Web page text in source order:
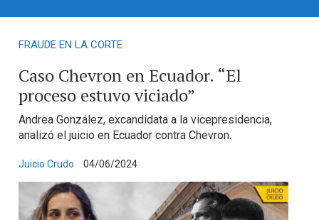
FRAUDE EN LA CORTE
Caso Chevron en Ecuador. “El
proceso estuvo viciado”
Andrea González, excandidata a la vicepresidencia,
analizó el juicio en Ecuador contra Chevron.
Juicio Crudo 04/06/2024